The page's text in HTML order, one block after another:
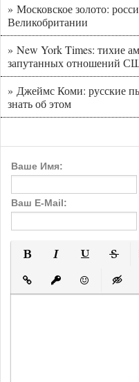
» Московское золото:
Великобритании
» New York Times: тихие
запутанных отношений
» Джеймс Коми: русские
знать об этом
Ваше Имя:
Ваш E-Mail:
Вставить ссылку
Вставить